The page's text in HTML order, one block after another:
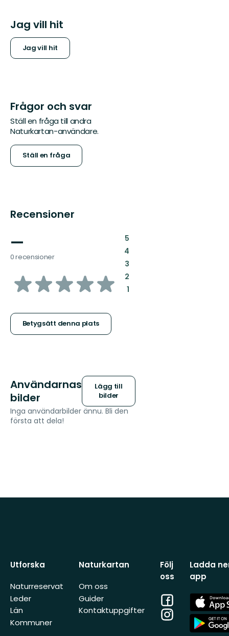
Jag vill hit
Jag vill hit
Frågor och svar
Ställ en fråga till andra
Naturkartan-användare.
Ställ en fråga
Recensioner
—
0 recensioner
av
stjärnor
Betygsätt denna plats
5:
4:
3:
2:
1:
Användarnas
bilder
Lägg till
bilder
Inga användarbilder ännu. Bli den
första att dela!
Utforska
Naturreservat
Leder
Län
Kommuner
Naturkartan
Om oss
Guider
Kontaktuppgifter
Följ
oss
Facebook
Instagram
Ladda
app
App
Store
App
Store